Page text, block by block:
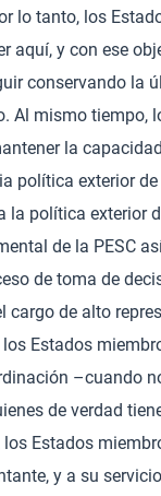
lo tanto, los
aquí, y con ese
conservando la
Al mismo tiempo,
la
política exterior
la política exterior
de la PESC
de toma de
cargo de alto
Estados
–cuando
de verdad
Estados
y a su